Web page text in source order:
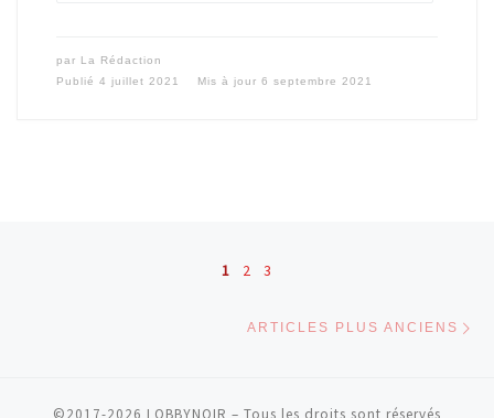
par La Rédaction
Publié 4 juillet 2021 Mis à jour 6 septembre 2021
1 2 3
ARTICLES PLUS ANCIENS
©2017-2026 LOBBYNOIR – Tous les droits sont réservés